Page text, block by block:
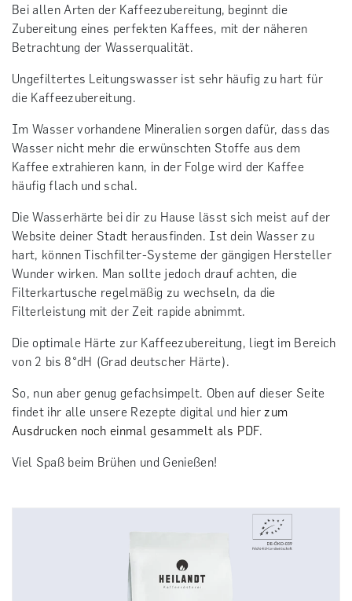
Bei allen Arten der Kaffeezubereitung, beginnt die
Zubereitung eines perfekten Kaffees, mit der näheren
Betrachtung der Wasserqualität.
Ungefiltertes Leitungswasser ist sehr häufig zu hart für
die Kaffeezubereitung.
Im Wasser vorhandene Mineralien sorgen dafür, dass das
Wasser nicht mehr die erwünschten Stoffe aus dem
Kaffee extrahieren kann, in der Folge wird der Kaffee
häufig flach und schal.
Die Wasserhärte bei dir zu Hause lässt sich meist auf der
Website deiner Stadt herausfinden. Ist dein Wasser zu
hart, können Tischfilter-Systeme der gängigen Hersteller
Wunder wirken. Man sollte jedoch drauf achten, die
Filterkartusche regelmäßig zu wechseln, da die
Filterleistung mit der Zeit rapide abnimmt.
Die optimale Härte zur Kaffeezubereitung, liegt im Bereich
von 2 bis 8°dH (Grad deutscher Härte).
So, nun aber genug gefachsimpelt. Oben auf dieser Seite
findet ihr alle unsere Rezepte digital und hier zum
Ausdrucken noch einmal gesammelt als PDF.
Viel Spaß beim Brühen und Genießen!